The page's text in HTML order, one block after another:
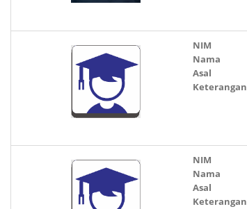
NIM
Nama
Asal
Keterangan
NIM
Nama
Asal
Keterangan